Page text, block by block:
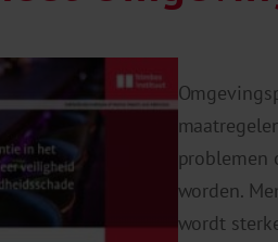
problemen
worden.
wordt